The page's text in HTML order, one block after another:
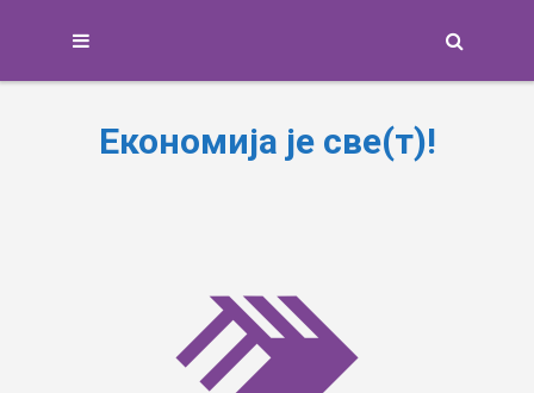
Економија је све(т)!